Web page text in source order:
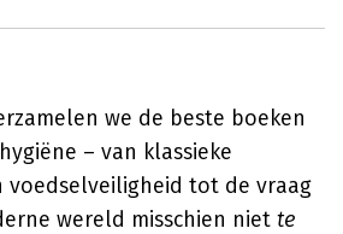
we de beste boeken
– van klassieke
voedselveiligheid tot de vraag
wereld misschien niet te